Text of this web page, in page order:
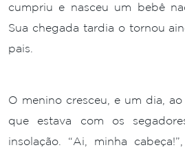
cumpriu e nasceu um bebê
Sua chegada tardia o tornou
pais.
O menino cresceu, e um dia, ao
que estava com os
insolação. “Ai, minha